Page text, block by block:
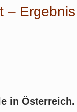
– Ergebnis
in Österreich.